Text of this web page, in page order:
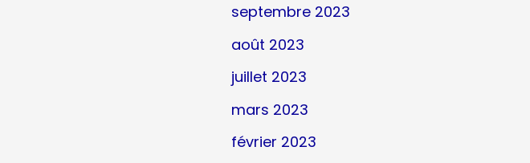
septembre 2023
août 2023
juillet 2023
mars 2023
février 2023